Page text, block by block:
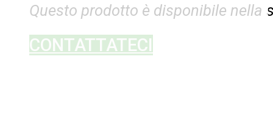
Questo prodotto è disponibile nella
CONTATTATECI